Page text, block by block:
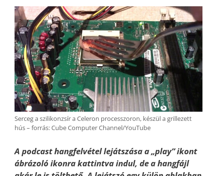
Serceg a szilikonzsír a Celeron processzoron, készül a grillezett
hús – forrás: Cube Computer Channel/YouTube
A podcast hangfelvétel lejátszása a „play” ikont
ábrázoló ikonra kattintva indul, de a hangfájl